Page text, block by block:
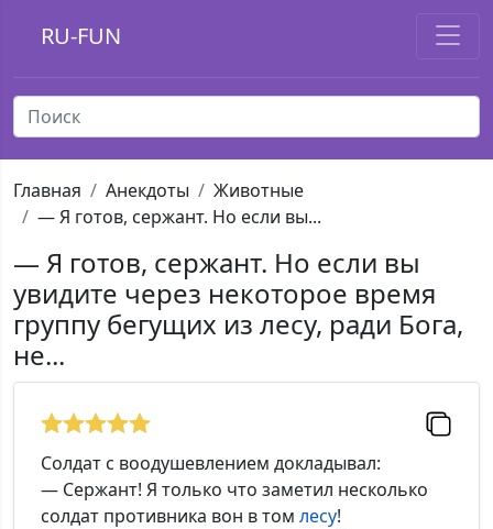
RU-FUN
Главная Анекдоты
Животные
— Я готов, сержант. Но если вы...
— Я готов, сержант. Но если вы
увидите через некоторое время
группу бегущих из лесу, ради Бога,
не...
Солдат с воодушевлением докладывал:
— Сержант! Я только что заметил несколько
солдат противника вон в том лесу!